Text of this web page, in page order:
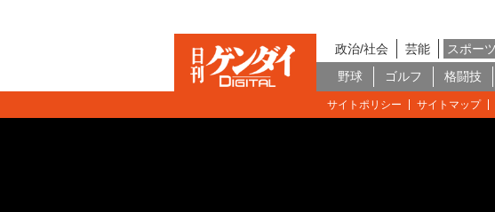
政治/社会 芸能 スポーツ
野球
ゴルフ 格闘技
サイトポリシー サイトマップ